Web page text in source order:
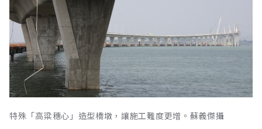
特殊「高粱穗心」造型橋墩，讓施工難度更增。蘇義傑攝